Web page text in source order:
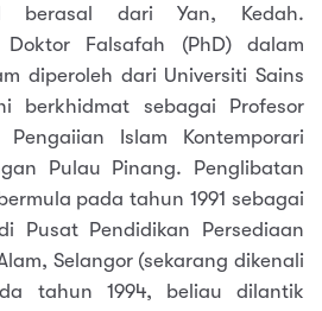
berasal dari Yan, Kedah.
Doktor Falsafah (PhD) dalam
diperoleh dari Universiti Sains
berkhidmat sebagai Profesor
Islam Kontemporari
Pulau Pinang. Penglibatan
pada tahun 1991 sebagai
Pusat Pendidikan Persediaan
Selangor (sekarang dikenali
tahun 1994, beliau dilantik